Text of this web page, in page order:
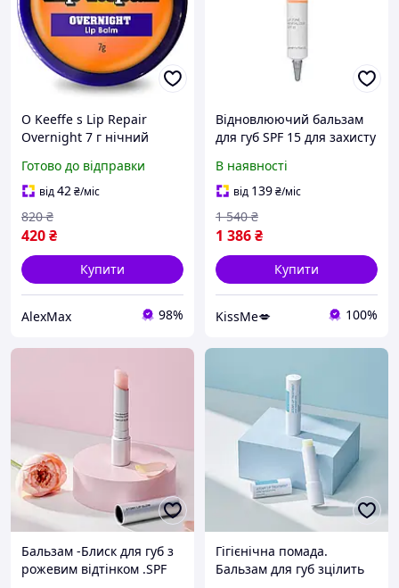
O Keeffe s Lip Repair
Overnight 7 г нічний
Готово до відправки
від42₴/міс
420₴
820 ₴
Купити
AlexMax 98%
Відновлюючий бальзам
для губ SPF 15 для захисту
REVITALIZER FOREVER
YOUNG CHRISTINA 20 мл
В наявності
від 139₴/міс
1 386₴
1 540 ₴
Купити
KissMe💋 100%
Бальзам -Блиск для губ з
рожевим відтінком .SPF
Гігієнічна помада.
Бальзам для губ зцілить